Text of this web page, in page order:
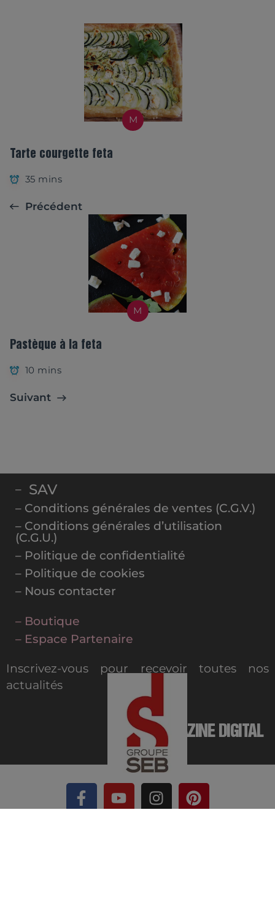
M
Tarte courgette feta
35 mins
Précédent
M
Pastèque à la feta
10 mins
Suivant
– SAV
– Conditions générales de ventes (C.G.V.)
– Conditions générales d’utilisation
(C.G.U.)
– Politique de confidentialité
– Politique de cookies
– Nous contacter
– Boutique
– Espace Partenaire
Inscrivez-vous pour recevoir toutes nos
actualités
MAGAZINE DIGITAL